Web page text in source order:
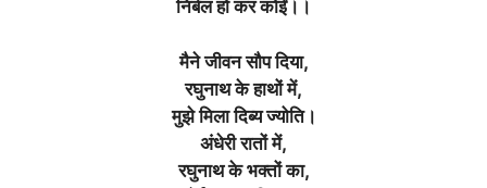
निर्बल हो कर कोईं।।
मैने जीवन सौप दिया,
रघुनाथ के हाथों में,
मुझे मिला दिब्य ज्योति।
अंधेरी रातों में,
रघुनाथ के भक्तों का,